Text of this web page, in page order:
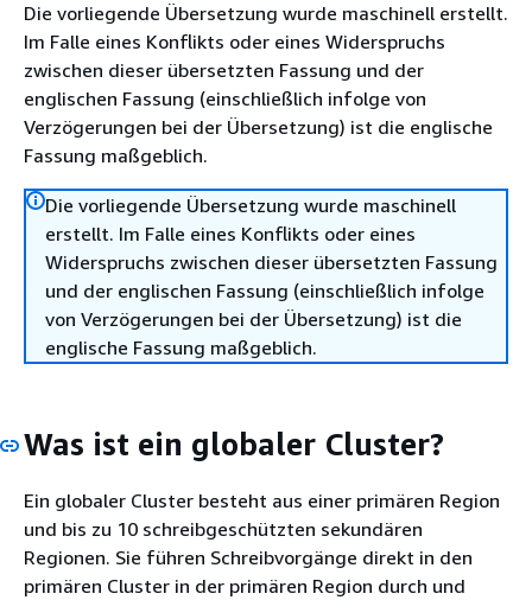
Die vorliegende Übersetzung wurde maschinell erstellt.
Im Falle eines Konflikts oder eines Widerspruchs
zwischen dieser übersetzten Fassung und der
englischen Fassung (einschließlich infolge von
Verzögerungen bei der Übersetzung) ist die englische
Fassung maßgeblich.
Die vorliegende Übersetzung wurde maschinell
erstellt. Im Falle eines Konflikts oder eines
Widerspruchs zwischen dieser übersetzten Fassung
und der englischen Fassung (einschließlich infolge
von Verzögerungen bei der Übersetzung) ist die
englische Fassung maßgeblich.
Was ist ein globaler Cluster?
Ein globaler Cluster besteht aus einer primären Region
und bis zu 10 schreibgeschützten sekundären
Regionen. Sie führen Schreibvorgänge direkt in den
primären Cluster in der primären Region durch und